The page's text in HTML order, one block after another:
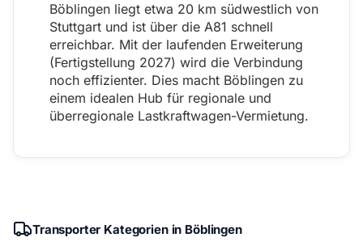
Böblingen liegt etwa 20 km südwestlich von
Stuttgart und ist über die A81 schnell
erreichbar. Mit der laufenden Erweiterung
(Fertigstellung 2027) wird die Verbindung
noch effizienter. Dies macht Böblingen zu
einem idealen Hub für regionale und
überregionale Lastkraftwagen-Vermietung.
Transporter Kategorien in Böblingen